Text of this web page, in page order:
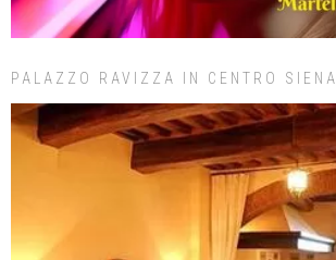
PALAZZO RAVIZZA IN CENTRO SIENA